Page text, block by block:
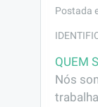
Postada
QUEM
Nós